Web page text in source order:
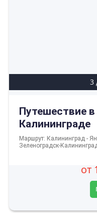
3
Путешествие
Калининграде
Маршрут: Калининград -
Зеленоградск-
от